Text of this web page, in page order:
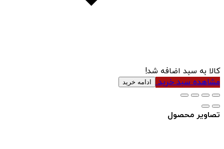
کالا به سبد اضافه شد!
مشاهده سبد خرید
ادامه خرید
تصاویر محصول